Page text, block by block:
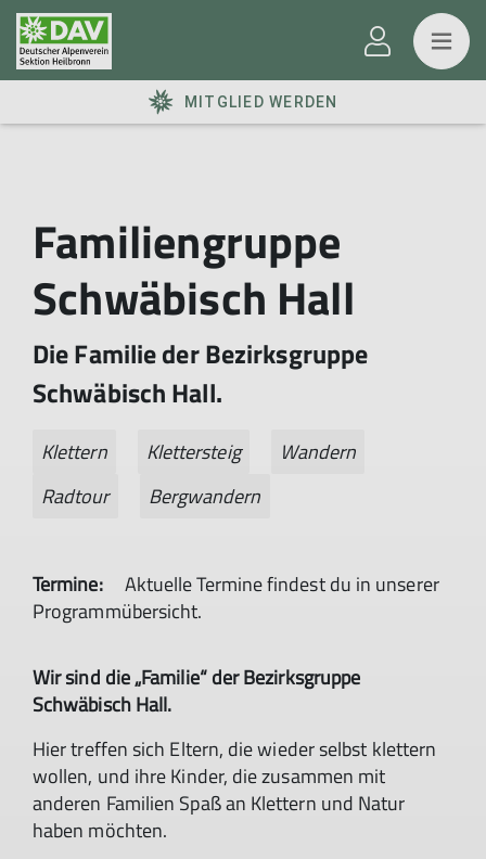
MITGLIED WERDEN
Familiengruppe
Schwäbisch Hall
Die Familie der Bezirksgruppe
Schwäbisch Hall.
Klettern Klettersteig
Wandern
Radtour
Bergwandern
Termine:
Aktuelle Termine findest du in unserer
Programmübersicht.
Wir sind die „Familie“ der Bezirksgruppe
Schwäbisch Hall.
Hier treffen sich Eltern, die wieder selbst klettern
wollen, und ihre Kinder, die zusammen mit
anderen Familien Spaß an Klettern und Natur
haben möchten.